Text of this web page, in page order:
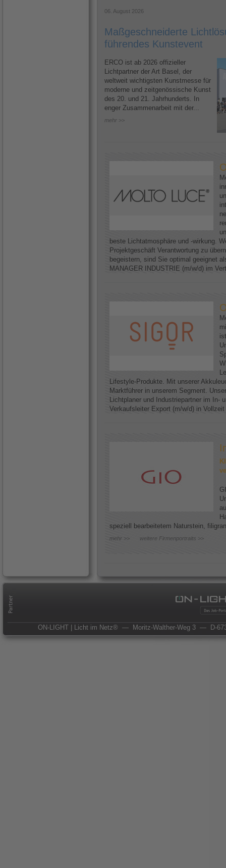
06. August 2026
Maßgeschneiderte
führendes Kunstevent
ERCO ist ab 2026 offizieller
Lichtpartner der Art Basel, der
weltweit wichtigsten Kunstmesse für
moderne und zeitgenössische Kunst
des 20. und 21. Jahrhunderts. In
enger Zusammenarbeit mit der...
mehr >>
beste Lichtatmosphäre und -wirkung.
Projektgeschäft Verantwortung zu
begeistern, sind Sie optimal geeignet
MANAGER INDUSTRIE (m/w/d) im
Lifestyle-Produkte. Mit unserer
Marktführer in unserem Segment.
Lichtplaner und Industriepartner im In-
Verkaufsleiter Export (m/w/d) in
speziell bearbeitetem Naturstein,
mehr >> weitere Firmenportraits >>
ON-LIGHT | Licht im Netz® — Moritz-Walther-Weg 3 — D-